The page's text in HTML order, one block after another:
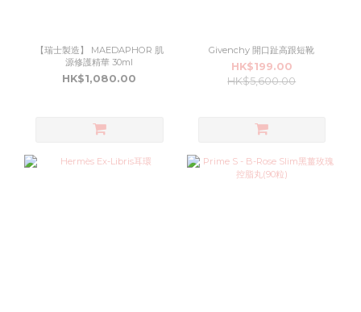
【瑞士製造】 MAEDAPHOR 肌
源修護精華 30ml
HK$1,080.00
Givenchy 開口趾高跟短靴
HK$199.00
HK$5,600.00